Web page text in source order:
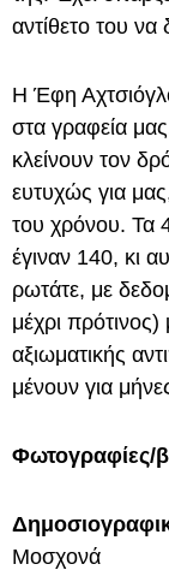
αντίθετο του
Η Έφη
στα γραφεία
κλείνουν τον
ευτυχώς για
του χρόνου. Τα
έγιναν 140, κι
ρωτάτε, με
μέχρι
αξιωματικής
μένουν για
Φωτογραφίες/
Μοσχονά